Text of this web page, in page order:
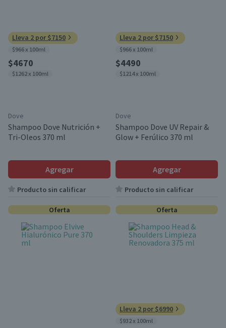
Lleva 2 por $7150
$966 x 100ml
$4670
$1262 x 100ml
Dove
Shampoo Dove Nutrición +
Tri-Oleos 370 ml
Agregar
Producto sin calificar
Lleva 2 por $7150
$966 x 100ml
$4490
$1214 x 100ml
Dove
Shampoo Dove UV Repair &
Glow + Ferúlico 370 ml
Agregar
Producto sin calificar
Oferta Oferta
Lleva 2 por $6990
$932 x 100ml